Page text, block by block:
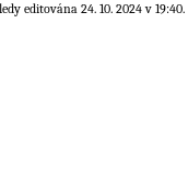
editována 24. 10. 2024 v 19:40.